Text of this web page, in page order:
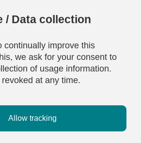
/ Data collection
continually improve this
we ask for your consent to
of usage information.
at any time.
Allow tracking